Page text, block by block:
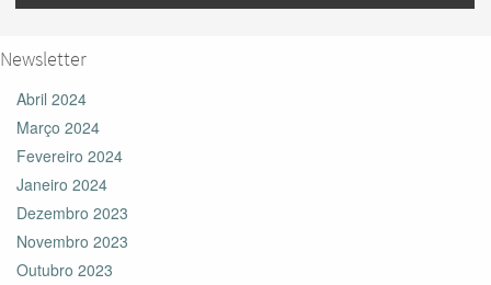
Newsletter
Abril 2024
Março 2024
Fevereiro 2024
Janeiro 2024
Dezembro 2023
Novembro 2023
Outubro 2023